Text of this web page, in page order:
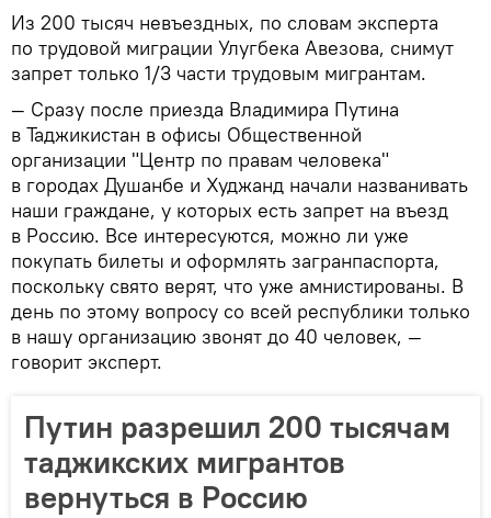
Из 200 тысяч невъездных, по словам эксперта
по трудовой миграции Улугбека Авезова, снимут
запрет только 1/3 части трудовым мигрантам.
— Сразу после приезда Владимира Путина
в Таджикистан в офисы Общественной
организации "Центр по правам человека"
в городах Душанбе и Худжанд начали названивать
наши граждане, у которых есть запрет на въезд
в Россию. Все интересуются, можно ли уже
покупать билеты и оформлять загранпаспорта,
поскольку свято верят, что уже амнистированы. В
день по этому вопросу со всей республики только
в нашу организацию звонят до 40 человек, —
говорит эксперт.
Путин разрешил 200 тысячам
таджикских мигрантов
вернуться в Россию